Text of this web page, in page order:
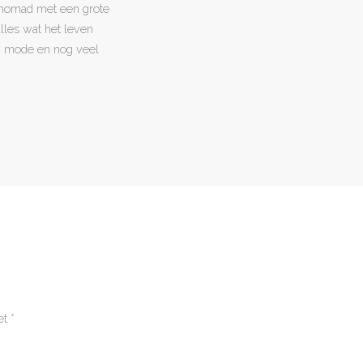
met een grote
wat het leven
mode en nog veel
*